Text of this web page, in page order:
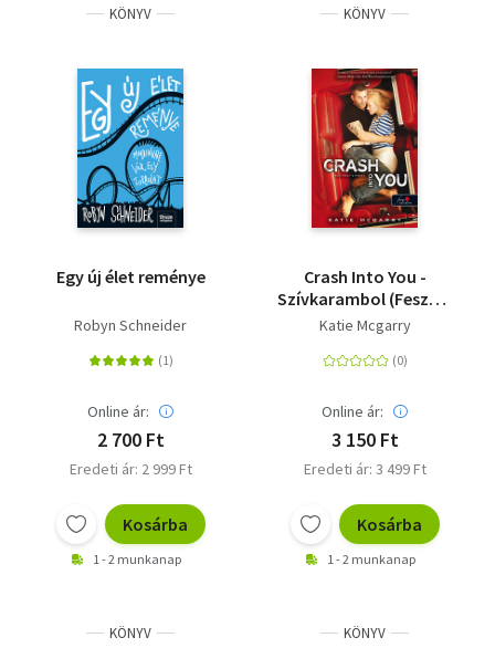
KÖNYV
Egy új élet reménye
Robyn Schneider
Online ár:
2 700 Ft
Eredeti ár: 2 999 Ft
Kosárba
1 - 2 munkanap
KÖNYV
Crash Into You -
Szívkarambol (Feszülő
húr 3.) - puha kötés
Katie Mcgarry
Online ár:
3 150 Ft
Eredeti ár: 3 499 Ft
Kosárba
1 - 2 munkanap
KÖNYV KÖNYV